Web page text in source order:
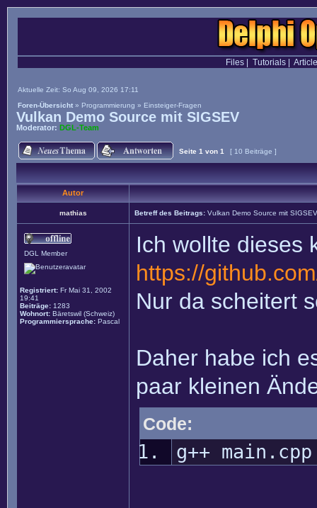
Files| Tutorials|
Aktuelle Zeit: So Aug 09, 2026 17:11
Foren-Übersicht » Programmierung » Einsteiger-Fragen
Vulkan Demo Source mit SIGSEV
Moderator: DGL-Team
Seite 1 von 1 [ 10 Beiträge ]
Autor
mathias Betreff des Beitrags: Vulkan Demo Source mit SIGSEV
DGL Member
Registriert: Fr Mai 31, 2002
19:41
Beiträge: 1283
Wohnort: Bäretswil (Schweiz)
Programmiersprache: Pascal
Ich wollte dieses
https://
Nur da scheitert
Daher habe ich
paar kleinen
Code:
g++